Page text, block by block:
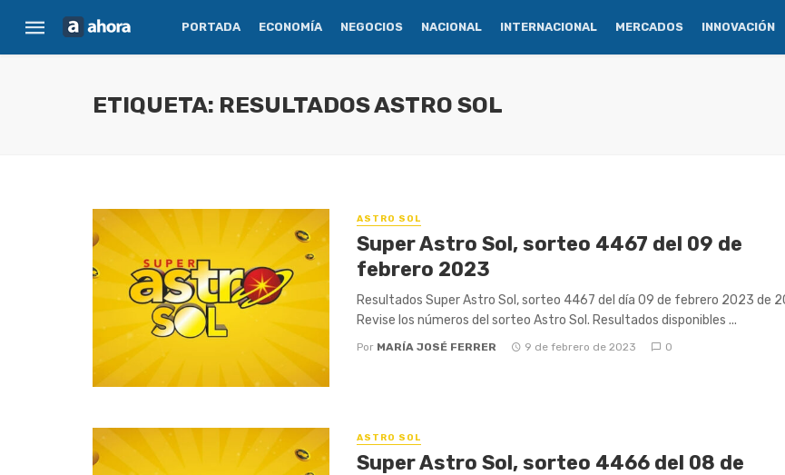
PORTADA ECONOMÍA NEGOCIOS NACIONAL INTERNACIONAL MERCADOS INNOVACIÓN
ETIQUETA: RESULTADOS ASTRO SOL
ASTRO SOL
Super Astro Sol, sorteo 4467 del 09 de
febrero 2023
Resultados Super Astro Sol, sorteo 4467 del día 09 de febrero 2023 de
Revise los números del sorteo Astro Sol. Resultados disponibles ...
Por MARÍA JOSÉ FERRER 9 de febrero de 2023 0
ASTRO SOL
Super Astro Sol, sorteo 4466 del 08 de